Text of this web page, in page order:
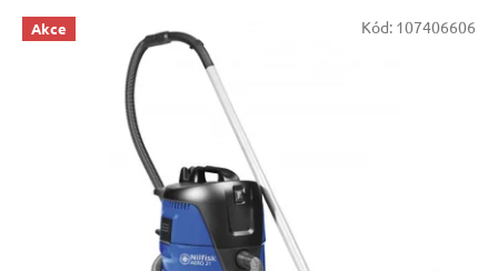
V Akce Kód: 107406606